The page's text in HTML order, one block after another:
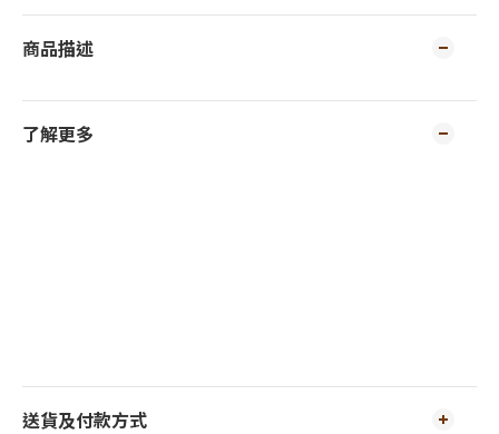
商品描述
了解更多
送貨及付款方式